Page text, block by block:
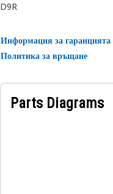
D9R
Информация за гаранцията
Политика за връщане
Parts Diagrams